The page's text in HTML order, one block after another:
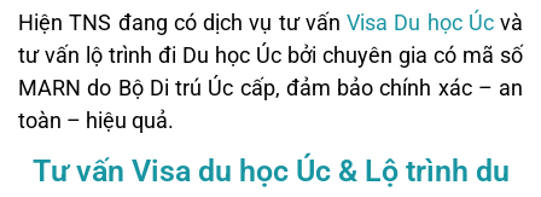
Hiện TNS đang có dịch vụ tư vấn Visa Du học Úcvà
tư vấn lộ trình đi Du học Úc bởi chuyên gia có mã số
MARN do Bộ Di trú Úc cấp, đảm bảo chính xác – an
toàn – hiệu quả.
Tư vấn Visa du học Úc & Lộ trình du